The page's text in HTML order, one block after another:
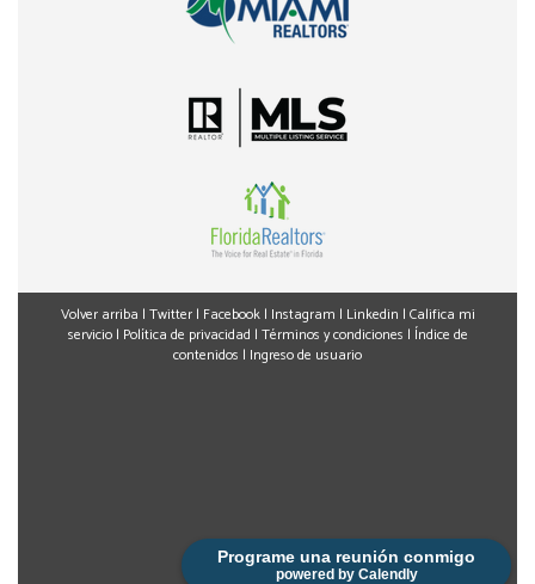
Programe una reunión conmigo
powered by Calendly
Volver arriba | Twitter| Facebook| Instagram | Linkedin | Califica mi
servicio| Política de privacidad | Términos y condiciones | Índice de
contenidos | Ingreso de usuario